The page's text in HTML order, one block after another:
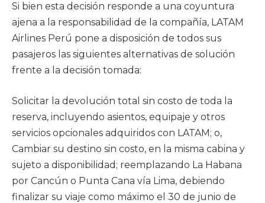
Si bien esta decisión responde a una coyuntura
ajena a la responsabilidad de la compañía, LATAM
Airlines Perú pone a disposición de todos sus
pasajeros las siguientes alternativas de solución
frente a la decisión tomada:
Solicitar la devolución total sin costo de toda la
reserva, incluyendo asientos, equipaje y otros
servicios opcionales adquiridos con LATAM; o,
Cambiar su destino sin costo, en la misma cabina y
sujeto a disponibilidad; reemplazando La Habana
por Cancún o Punta Cana vía Lima, debiendo
finalizar su viaje como máximo el 30 de junio de